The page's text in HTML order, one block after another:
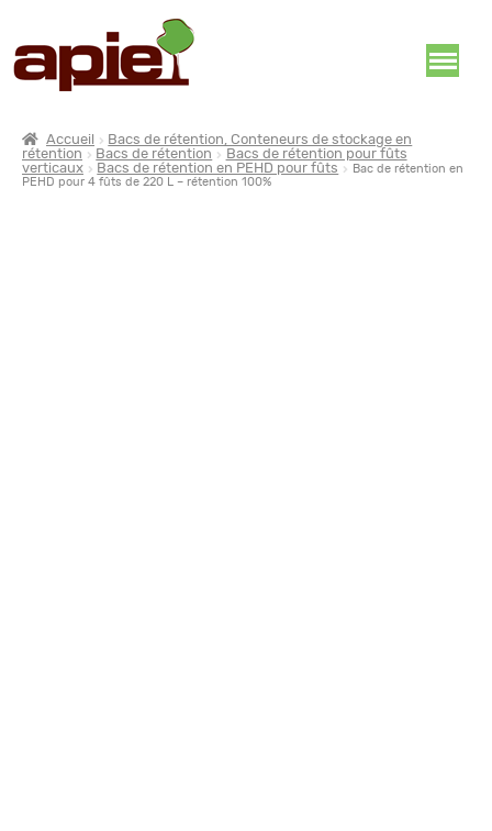
Accueil
Bacs de rétention, Conteneurs de stockage en
rétention
Bacs de rétention
Bacs de rétention pour fûts
verticaux
Bacs de rétention en PEHD pour fûts
Bac de rétention en
PEHD pour 4 fûts de 220 L – rétention 100%